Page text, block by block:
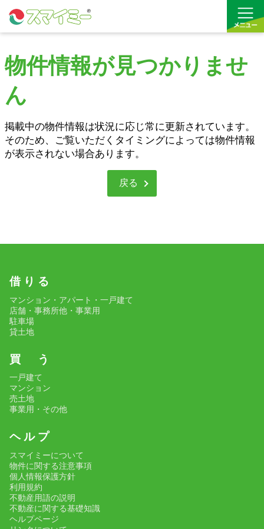
借りる
買う
お気に入り
物件情報が見つかりませ
ん
掲載中の物件情報は状況に応じ常に更新されています。
そのため、ご覧いただくタイミングによっては物件情報
が表示されない場合あります。
戻る
借 り る
マンション・アパート・一戸建て
店舗・事務所他・事業用
駐車場
貸土地
買 う
一戸建て
マンション
売土地
事業用・その他
ヘ ル プ
スマイミーについて
物件に関する注意事項
個人情報保護方針
利用規約
不動産用語の説明
不動産に関する基礎知識
ヘルプページ